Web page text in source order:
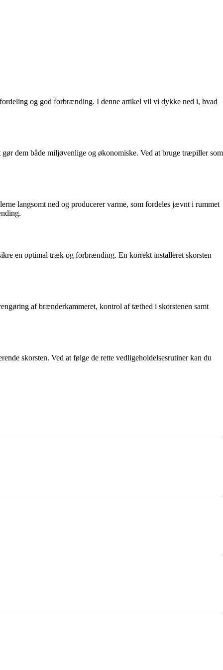
og god forbrænding. I denne artikel vil vi dykke ned i, hvad
dem både miljøvenlige og økonomiske. Ved at bruge træpiller som
langsomt ned og producerer varme, som fordeles jævnt i rummet
en optimal træk og forbrænding. En korrekt installeret skorsten
af brænderkammeret, kontrol af tæthed i skorstenen samt
skorsten. Ved at følge de rette vedligeholdelsesrutiner kan du